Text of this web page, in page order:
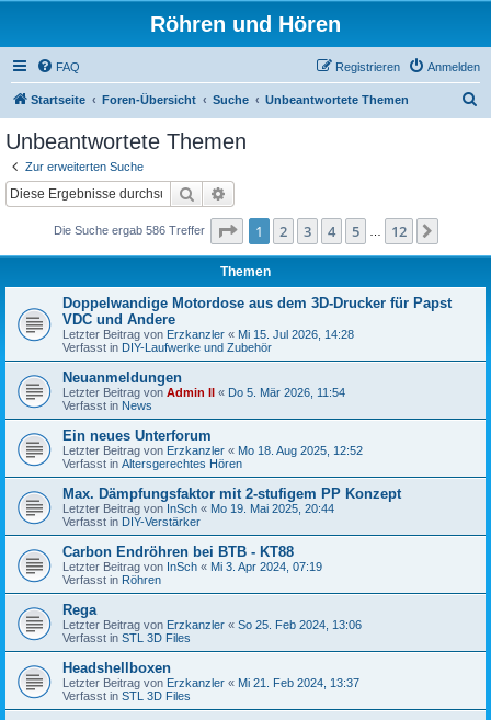
Röhren und Hören
FAQ Anmelden
Registrieren
Startseite Foren-Übersicht Suche Unbeantwortete Themen
Unbeantwortete Themen
Zur erweiterten Suche
Suche
Die Suche ergab 586 Treffer Seite 1von 12
1 2 3 4 5 12
Themen
Doppelwandige Motordose aus dem 3D-Drucker für Papst
VDC und Andere
Letzter Beitrag von Erzkanzler « Mi 15. Jul 2026, 14:28
Verfasst in DIY-Laufwerke und Zubehör
Neuanmeldungen
Letzter Beitrag von Admin II « Do 5. Mär 2026, 11:54
Verfasst in News
Ein neues Unterforum
Letzter Beitrag von Erzkanzler « Mo 18. Aug 2025, 12:52
Verfasst in Altersgerechtes Hören
Max. Dämpfungsfaktor mit 2-stufigem PP Konzept
Letzter Beitrag von InSch « Mo 19. Mai 2025, 20:44
Verfasst in DIY-Verstärker
Carbon Endröhren bei BTB - KT88
Letzter Beitrag von InSch « Mi 3. Apr 2024, 07:19
Verfasst in Röhren
Rega
Letzter Beitrag von Erzkanzler « So 25. Feb 2024, 13:06
Verfasst in STL 3D Files
Headshellboxen
Letzter Beitrag von Erzkanzler « Mi 21. Feb 2024, 13:37
Verfasst in STL 3D Files